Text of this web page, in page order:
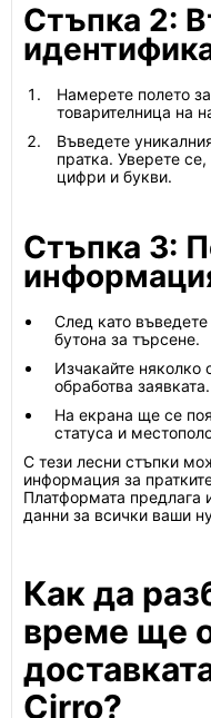
Стъпка 2:
Намерете полето
товарителница на
Въведете
пратка. Уверете
цифри и букви.
Стъпка 3:
След като
бутона за търсене.
Изчакайте няколко
обработва заявката.
На екрана ще се
статуса и
С тези лесни стъпки
информация за
Платформата предлага
данни за всички ваши
Как да
време ще
Cirro?